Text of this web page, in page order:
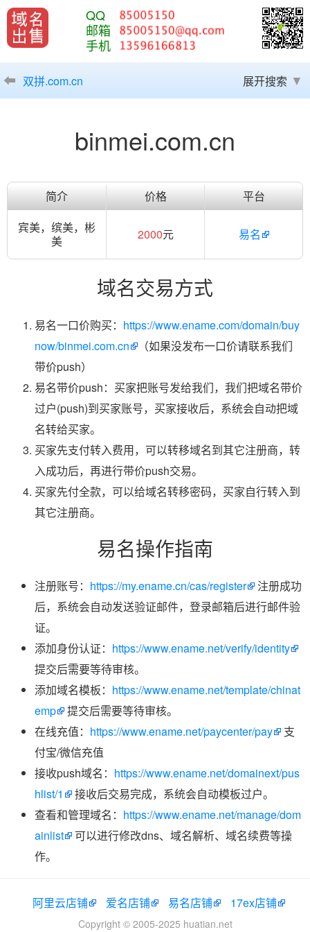
QQ
邮箱
手机
双拼.com.cn 展开搜索
binmei.com.cn
简介 价格
平台
宾美，缤美，彬
美
2000元 易名
域名交易方式
易名一口价购买： https://www.ename.com/domain/buy
now/binmei.com.cn
（如果没发布一口价请联系我们
带价push）
易名带价push：买家把账号发给我们，我们把域名带价
过户(push)到买家账号，买家接收后，系统会自动把域
名转给买家。
买家先支付转入费用，可以转移域名到其它注册商，转
入成功后，再进行带价push交易。
买家先付全款，可以给域名转移密码，买家自行转入到
其它注册商。
易名操作指南
注册账号： https://my.ename.cn/cas/register
注册成功
后，系统会自动发送验证邮件，登录邮箱后进行邮件验
证。
添加身份认证： https://www.ename.net/verify/identity
提交后需要等待审核。
添加域名模板： https://www.ename.net/template/chinat
emp
提交后需要等待审核。
在线充值： https://www.ename.net/paycenter/pay
支
付宝/微信充值
接收push域名： https://www.ename.net/domainext/pus
hlist/1
接收后交易完成，系统会自动模板过户。
查看和管理域名： https://www.ename.net/manage/dom
ainlist
可以进行修改dns、域名解析、域名续费等操
作。
阿里云店铺 爱名店铺 易名店铺 17ex店铺
Copyright © 2005-2025 huatian.net